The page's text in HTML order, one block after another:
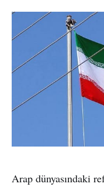
Arap dünyasındaki